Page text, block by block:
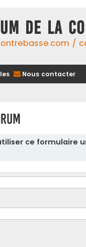
DE LA
/
Nous contacter
ce formulaire